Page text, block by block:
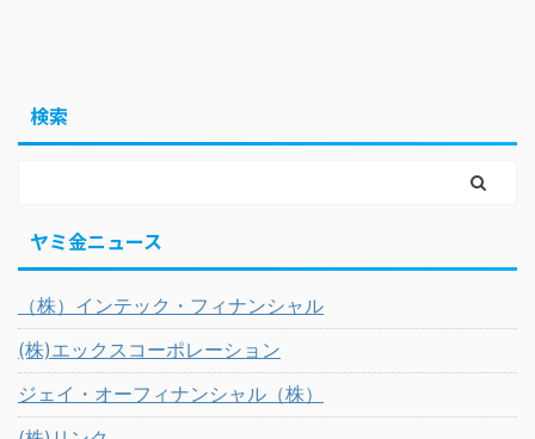
検索
ヤミ金ニュース
（株）インテック・フィナンシャル
(株)エックスコーポレーション
ジェイ・オーフィナンシャル（株）